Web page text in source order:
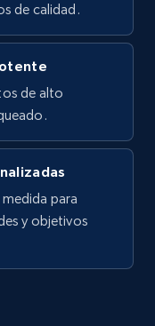
Date
and more.
gratuita
x
de calidad.
de alto
para
y objetivos